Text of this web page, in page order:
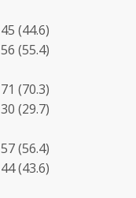
45 (44.6)
56 (55.4)
71 (70.3)
30 (29.7)
57 (56.4)
44 (43.6)